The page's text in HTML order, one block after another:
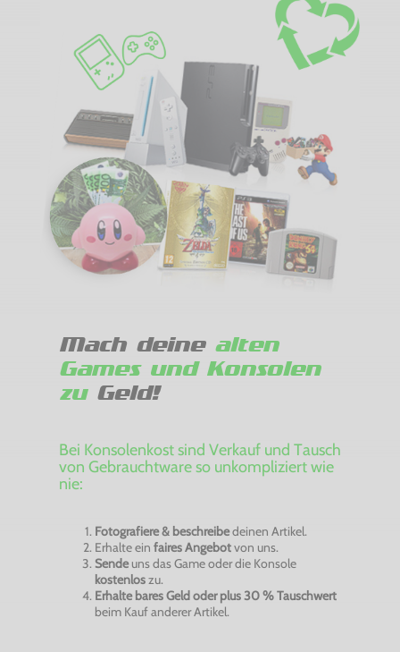
Mach deine alten
Games und Konsolen
zuGeld!
Bei Konsolenkost sind Verkauf und Tausch
von Gebrauchtware so unkompliziert wie
nie:
Fotografiere & beschreibedeinen Artikel.
Erhalte ein faires Angebotvon uns.
Sendeuns das Game oder die Konsole
kostenloszu.
Erhalte bares Geld oder plus 30 % Tauschwert
beim Kauf anderer Artikel.